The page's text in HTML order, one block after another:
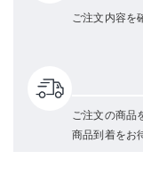
ご注文内容を
ご注文の商品
商品到着をお